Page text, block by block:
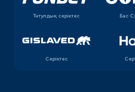
Титулдық серіктес Бас
Серіктес